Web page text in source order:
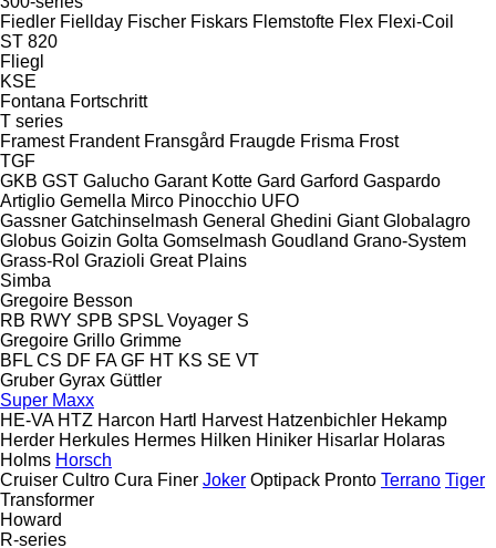
Fiedler Fiellday Fischer Fiskars Flemstofte Flex Flexi-Coil
ST 820
Fliegl
KSE
Fontana Fortschritt
T series
Framest Frandent Fransgård Fraugde Frisma Frost
TGF
GKB GST Galucho Garant Kotte Gard Garford Gaspardo
Artiglio Gemella Mirco Pinocchio UFO
Gassner Gatchinselmash General Ghedini Giant Globalagro
Globus Goizin Golta Gomselmash Goudland Grano-System
Grass-Rol Grazioli Great Plains
Simba
Gregoire Besson
RB RWY SPB SPSL Voyager S
Gregoire Grillo Grimme
BFL CS DF FA GF HT KS SE VT
Gruber Gyrax Güttler
Super Maxx
HE-VA HTZ Harcon Hartl Harvest Hatzenbichler Hekamp
Herder Herkules Hermes Hilken Hiniker Hisarlar Holaras
Holms Horsch
Cruiser Cultro Cura Finer Joker Optipack Pronto Terrano Tiger
Transformer
Howard
R-series